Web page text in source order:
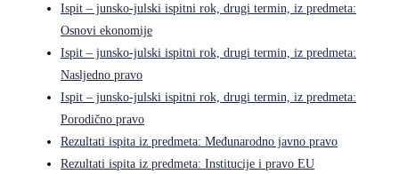
Ispit – junsko-julski ispitni rok, drugi termin, iz predmeta:
Osnovi ekonomije
Ispit – junsko-julski ispitni rok, drugi termin, iz predmeta:
Nasljedno pravo
Ispit – junsko-julski ispitni rok, drugi termin, iz predmeta:
Porodično pravo
Rezultati ispita iz predmeta: Međunarodno javno pravo
Rezultati ispita iz predmeta: Institucije i pravo EU